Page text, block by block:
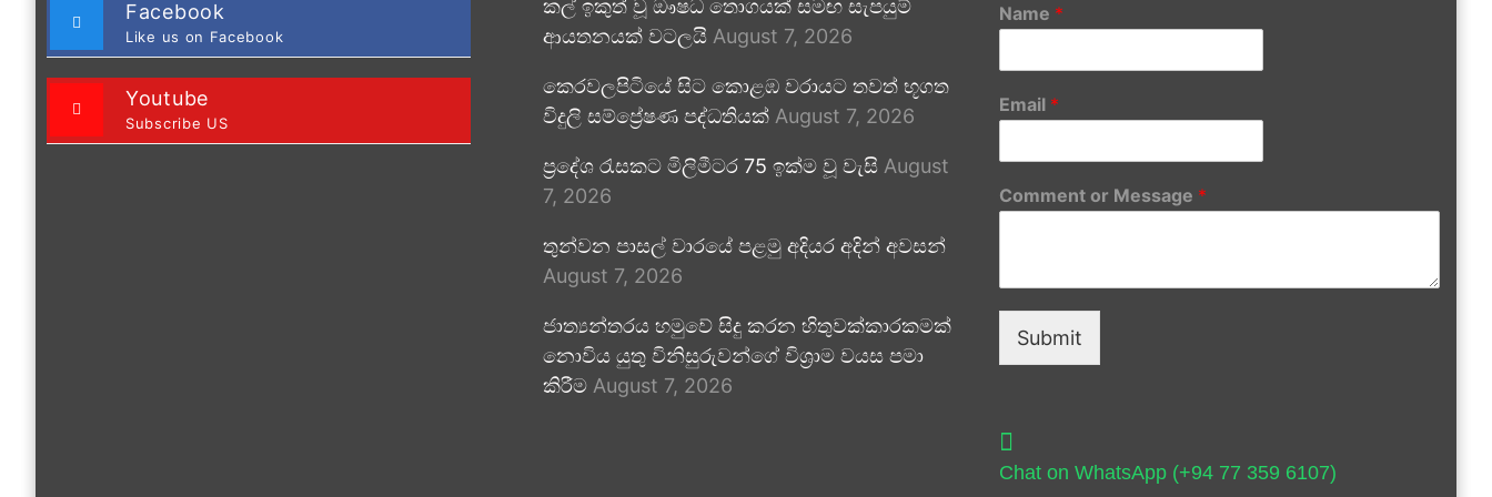
Facebook
Like us on Facebook
Youtube
Subscribe US
කල් ඉකුත් වූ ඖෂධ තොගයක් සමඟ සැපයුම්
ආයතනයක් වටලයි August 7, 2026
කෙරවලපිටියේ සිට කොළඹ වරායට තවත් භූගත
විදුලි සම්ප්‍රේෂණ පද්ධතියක් August 7, 2026
ප්‍රදේශ රැසකට මිලිමීටර 75 ඉක්ම වූ වැසි August
7, 2026
තුන්වන පාසල් වාරයේ පළමු අදියර අදින් අවසන්
August 7, 2026
ජාත්‍යන්තරය හමුවේ සිදු කරන හිතුවක්කාරකමක්
නොවිය යුතු විනිසුරුවන්ගේ විශ්‍රාම වයස පමා
කිරීම August 7, 2026
Name *
Email *
Comment or Message *
Submit
Chat on WhatsApp (+94 77 359 6107)